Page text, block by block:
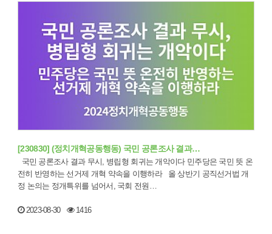
[230830] (정치개혁공동행동) 국민 공론조사 결과…
전히 반영하는 선거제 개혁 약속을 이행하라 올 상반기 공직선거법 개
정 논의는 정개특위를 넘어서, 국회 전원…
2023-08-30 1416